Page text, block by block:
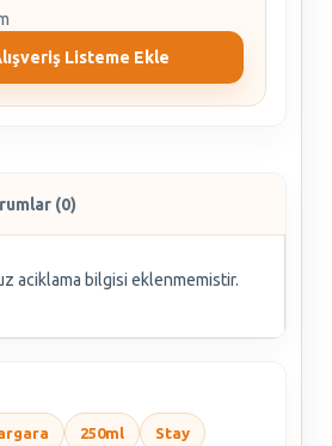
Listeme Ekle
(0)
aciklama bilgisi eklenmemistir.
250ml Stay